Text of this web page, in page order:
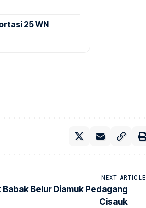
25 WN
NEXT ARTICLE
Belur Diamuk Pedagang
Cisauk